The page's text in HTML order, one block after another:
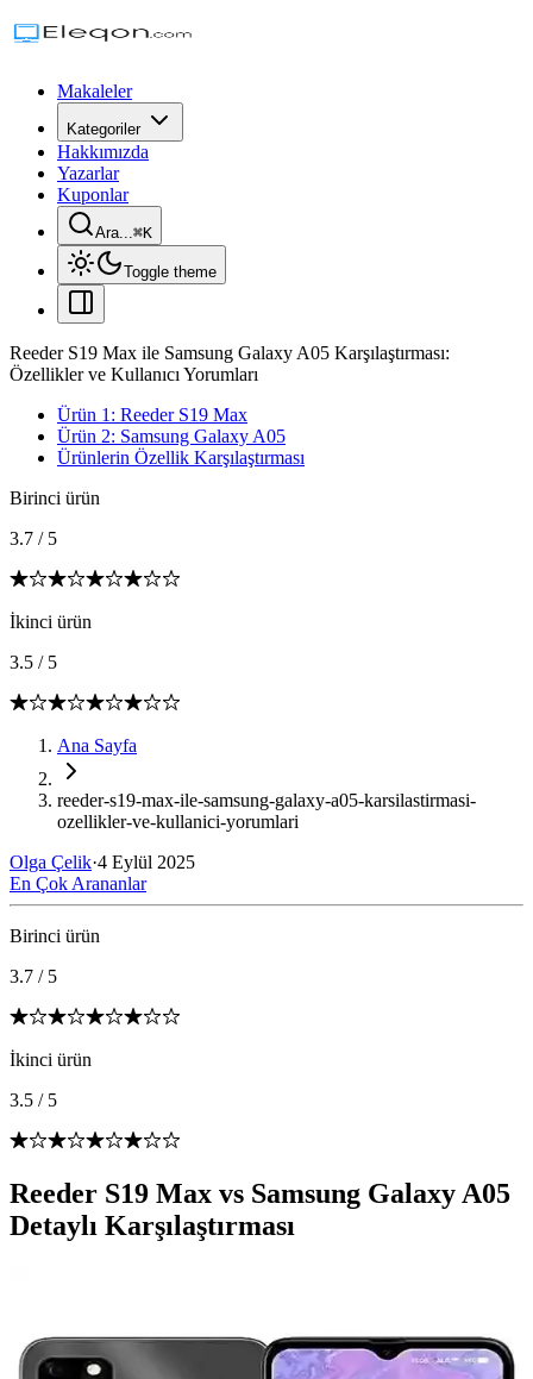
Makaleler
Kategoriler
Hakkımızda
Yazarlar
Kuponlar
Ara...⌘K
Toggle theme
Reeder S19 Max ile Samsung Galaxy A05 Karşılaştırması:
Özellikler ve Kullanıcı Yorumları
Ürün 1: Reeder S19 Max
Ürün 2: Samsung Galaxy A05
Ürünlerin Özellik Karşılaştırması
Birinci ürün
3.7 / 5
İkinci ürün
3.5 / 5
Ana Sayfa
reeder-s19-max-ile-samsung-galaxy-a05-karsilastirmasi-
ozellikler-ve-kullanici-yorumlari
Olga Çelik·4 Eylül 2025
En Çok Arananlar
Birinci ürün
3.7 / 5
İkinci ürün
3.5 / 5
Reeder S19 Max vs Samsung Galaxy A05
Detaylı Karşılaştırması